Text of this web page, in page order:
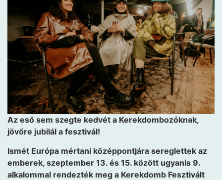
Az eső sem szegte kedvét a Kerekdombozóknak,
jövőre jubilál a fesztivál!
Ismét Európa mértani középpontjára sereglettek az
emberek, szeptember 13. és 15. között ugyanis 9.
alkalommal rendezték meg a Kerekdomb Fesztivált